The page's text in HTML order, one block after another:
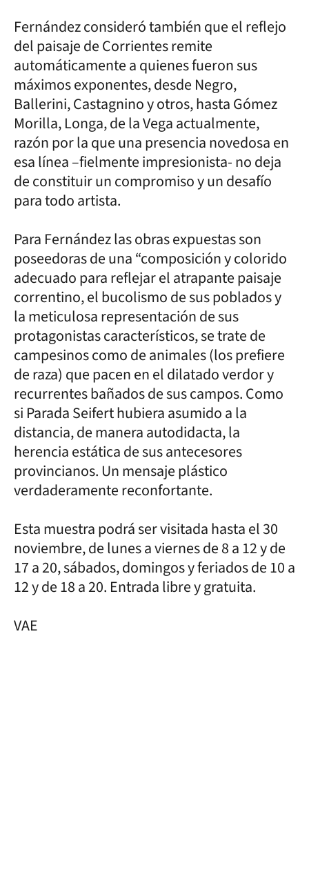
Fernández consideró también que el reflejo
del paisaje de Corrientes remite
automáticamente a quienes fueron sus
máximos exponentes, desde Negro,
Ballerini, Castagnino y otros, hasta Gómez
Morilla, Longa, de la Vega actualmente,
razón por la que una presencia novedosa en
esa línea –fielmente impresionista- no deja
de constituir un compromiso y un desafío
para todo artista.
Para Fernández las obras expuestas son
poseedoras de una “composición y colorido
adecuado para reflejar el atrapante paisaje
correntino, el bucolismo de sus poblados y
la meticulosa representación de sus
protagonistas característicos, se trate de
campesinos como de animales (los prefiere
de raza) que pacen en el dilatado verdor y
recurrentes bañados de sus campos. Como
si Parada Seifert hubiera asumido a la
distancia, de manera autodidacta, la
herencia estática de sus antecesores
provincianos. Un mensaje plástico
verdaderamente reconfortante.
Esta muestra podrá ser visitada hasta el 30
noviembre, de lunes a viernes de 8 a 12 y de
17 a 20, sábados, domingos y feriados de 10 a
12 y de 18 a 20. Entrada libre y gratuita.
VAE